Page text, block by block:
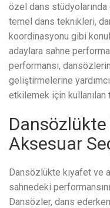
özel dans
temel dans teknikleri,
koordinasyonu gibi
adaylara sahne
performansı,
geliştirmelerine
etkilemek için kullanılan
Dansözlükte
Aksesuar
Dansözlükte kıyafet ve
sahnedeki
Dansözler, dans